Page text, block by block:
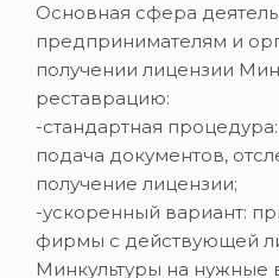
Основная сфера
предпринимателям и
получении лицензии
реставрацию:
-стандартная
подача документов,
получение лицензии;
-ускоренный вариант:
фирмы с действующей
Минкультуры на